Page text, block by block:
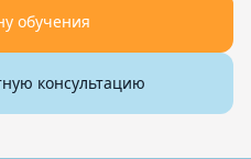
обучения
консультацию